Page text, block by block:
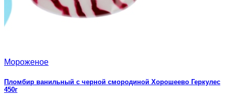
Мороженое
Пломбир ванильный с черной смородиной Хорошеево Геркулес
450г